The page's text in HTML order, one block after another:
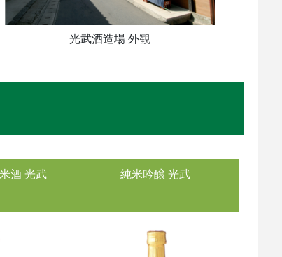
光武酒造場 外観
酒 光武 純米吟醸 光武